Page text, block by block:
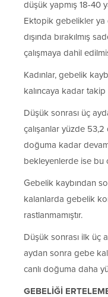
düşük yapmış 18-40
Ektopik gebelikler ya
dışında bırakılmış
çalışmaya dahil
Kadınlar, gebelik
kalıncaya kadar
Düşük sonrası üç
çalışanlar yüzde
doğuma kadar
bekleyenlerde ise bu
Gebelik kaybından
kalanlarda gebelik
rastlanmamıştır.
Düşük sonrası ilk üç
aydan sonra gebe
canlı doğuma daha
GEBELİĞİ